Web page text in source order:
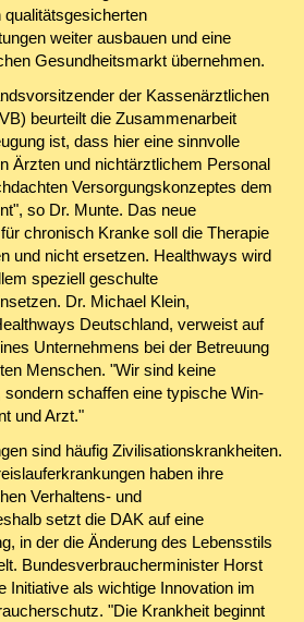
qualitätsgesicherten
weiter ausbauen und eine
Gesundheitsmarkt übernehmen.
der Kassenärztlichen
beurteilt die Zusammenarbeit
ist, dass hier eine sinnvolle
Ärzten und nichtärztlichem Personal
Versorgungskonzeptes dem
so Dr. Munte. Das neue
chronisch Kranke soll die Therapie
und nicht ersetzen. Healthways wird
speziell geschulte
Dr. Michael Klein,
Deutschland, verweist auf
Unternehmens bei der Betreuung
Menschen. "Wir sind keine
schaffen eine typische Win-
und Arzt."
sind häufig Zivilisationskrankheiten.
haben ihre
Verhaltens- und
setzt die DAK auf eine
in der die Änderung des Lebensstils
Bundesverbraucherminister Horst
Initiative als wichtige Innovation im
"Die Krankheit beginnt